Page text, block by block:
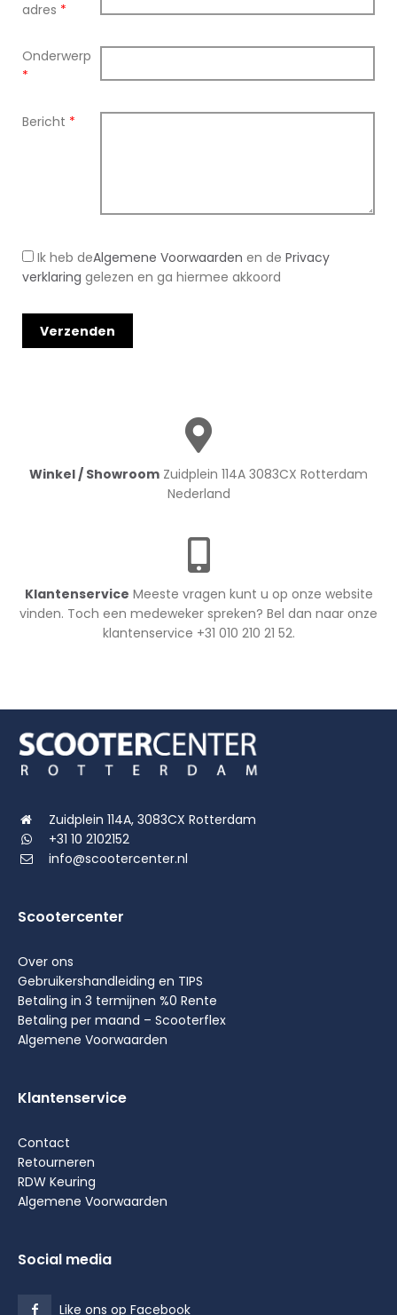
adres *
Onderwerp
*
Bericht *
Ik heb deAlgemene Voorwaarden en de Privacy
verklaring gelezen en ga hiermee akkoord
Winkel / Showroom Zuidplein 114A 3083CX Rotterdam
Nederland
Klantenservice Meeste vragen kunt u op onze website
vinden. Toch een medeweker spreken? Bel dan naar onze
klantenservice +31 010 210 21 52.
Zuidplein 114A, 3083CX Rotterdam
+31 10 2102152
info@scootercenter.nl
Scootercenter
Over ons
Gebruikershandleiding en TIPS
Betaling in 3 termijnen %0 Rente
Betaling per maand – Scooterflex
Algemene Voorwaarden
Klantenservice
Contact
Retourneren
RDW Keuring
Algemene Voorwaarden
Social media
Like ons op Facebook